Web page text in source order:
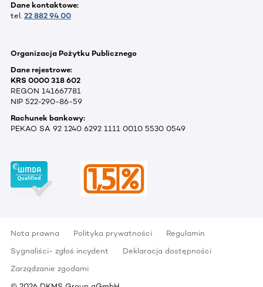
Dane kontaktowe:
tel. 22 882 94 00
Organizacja Pożytku Publicznego
Dane rejestrowe:
KRS 0000 318 602
REGON 141667781
NIP 522-290-86-59
Rachunek bankowy:
PEKAO SA 92 1240 6292 1111 0010 5530 0549
Nota prawna Polityka prywatności
Regulamin
Sygnaliści- zgłoś incydent
Deklaracja dostępności
Zarządzanie zgodami